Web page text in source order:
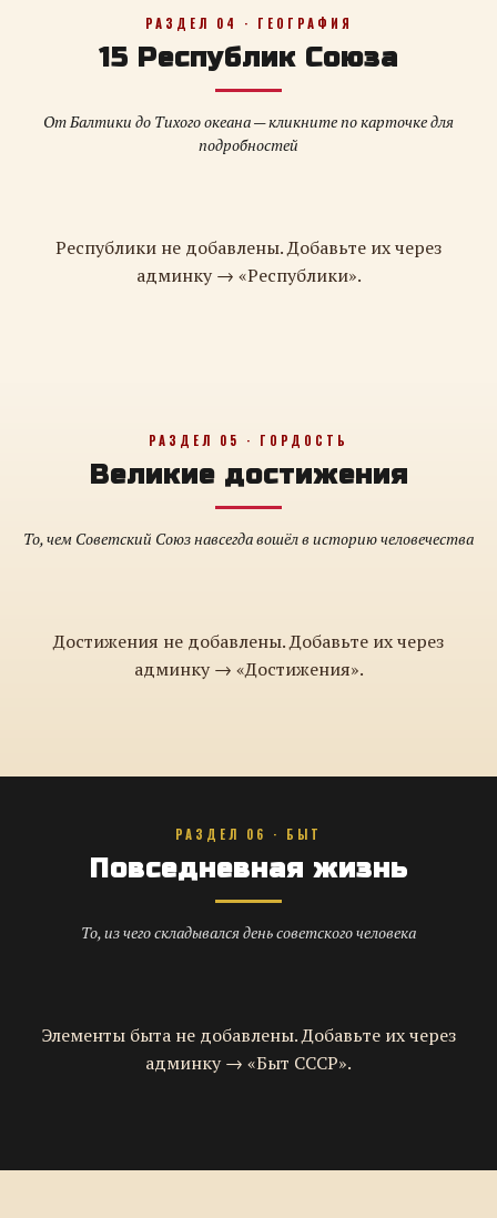
РАЗДЕЛ 04 · ГЕОГРАФИЯ
15 Республик Союза
От Балтики до Тихого океана — кликните по карточке для
подробностей
Республики не добавлены. Добавьте их через
админку → «Республики».
РАЗДЕЛ 05 · ГОРДОСТЬ
Великие достижения
То, чем Советский Союз навсегда вошёл в историю человечества
Достижения не добавлены. Добавьте их через
админку → «Достижения».
РАЗДЕЛ 06 · БЫТ
Повседневная жизнь
То, из чего складывался день советского человека
Элементы быта не добавлены. Добавьте их через
админку → «Быт СССР».